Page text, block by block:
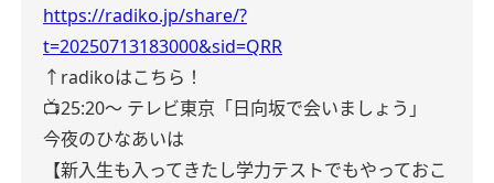
https://radiko.jp/share/?
t=20250713183000&sid=QRR
↑radikoはこちら！
📺25:20〜 テレビ東京「日向坂で会いましょう」
今夜のひなあいは
【新入生も入ってきたし学力テストでもやっておこ